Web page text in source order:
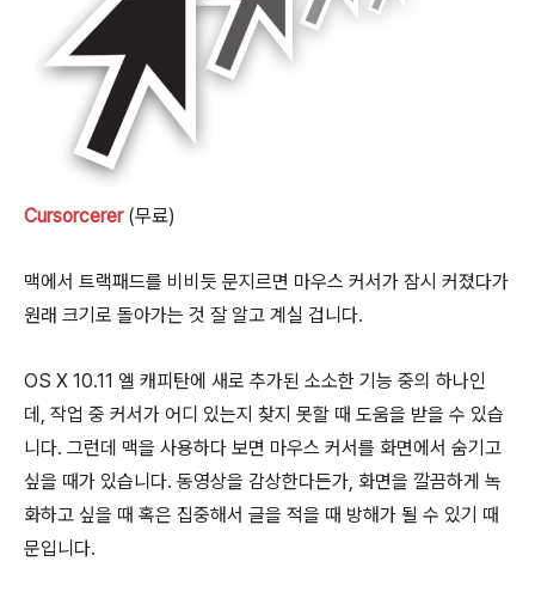
Cursorcerer(무료)
맥에서 트랙패드를 비비듯 문지르면 마우스 커서가 잠시 커졌다가
원래 크기로 돌아가는 것 잘 알고 계실 겁니다.
OS X 10.11 엘 캐피탄에 새로 추가된 소소한 기능 중의 하나인
데, 작업 중 커서가 어디 있는지 찾지 못할 때 도움을 받을 수 있습
니다. 그런데 맥을 사용하다 보면 마우스 커서를 화면에서 숨기고
싶을 때가 있습니다. 동영상을 감상한다든가, 화면을 깔끔하게 녹
화하고 싶을 때 혹은 집중해서 글을 적을 때 방해가 될 수 있기 때
문입니다.